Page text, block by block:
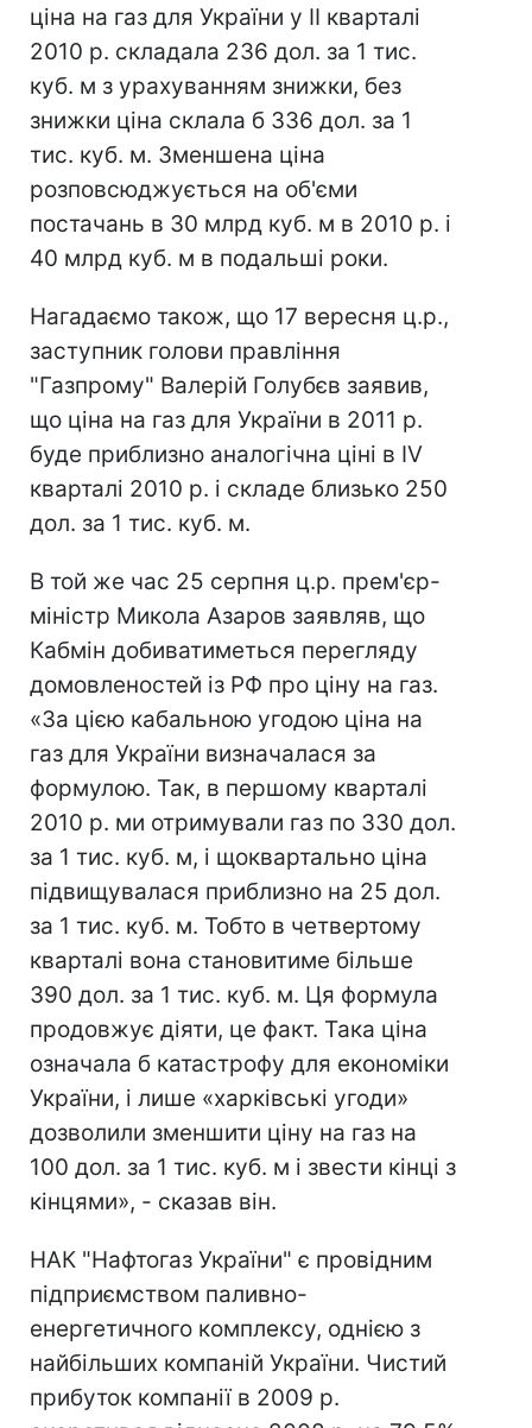
ціна на газ для України у II кварталі
2010 р. складала 236 дол. за 1 тис.
куб. м з урахуванням знижки, без
знижки ціна склала б 336 дол. за 1
тис. куб. м. Зменшена ціна
розповсюджується на об'єми
постачань в 30 млрд куб. м в 2010 р. і
40 млрд куб. м в подальші роки.
Нагадаємо також, що 17 вересня ц.р.,
заступник голови правління
"Газпрому" Валерій Голубєв заявив,
що ціна на газ для України в 2011 р.
буде приблизно аналогічна ціні в IV
кварталі 2010 р. і складе близько 250
дол. за 1 тис. куб. м.
В той же час 25 серпня ц.р. прем'єр-
міністр Микола Азаров заявляв, що
Кабмін добиватиметься перегляду
домовленостей із РФ про ціну на газ.
«За цією кабальною угодою ціна на
газ для України визначалася за
формулою. Так, в першому кварталі
2010 р. ми отримували газ по 330 дол.
за 1 тис. куб. м, і щоквартально ціна
підвищувалася приблизно на 25 дол.
за 1 тис. куб. м. Тобто в четвертому
кварталі вона становитиме більше
390 дол. за 1 тис. куб. м. Ця формула
продовжує діяти, це факт. Така ціна
означала б катастрофу для економіки
України, і лише «харківські угоди»
дозволили зменшити ціну на газ на
100 дол. за 1 тис. куб. м і звести кінці з
кінцями», - сказав він.
НАК "Нафтогаз України" є провідним
підприємством паливно-
енергетичного комплексу, однією з
найбільших компаній України. Чистий
прибуток компанії в 2009 р.